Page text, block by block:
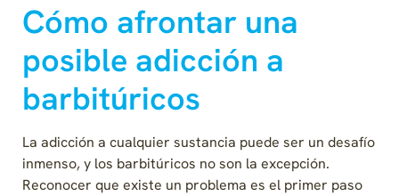
Cómo afrontar una
posible adicción a
barbitúricos
La adicción a cualquier sustancia puede ser un desafío
inmenso, y los barbitúricos no son la excepción.
Reconocer que existe un problema es el primer paso